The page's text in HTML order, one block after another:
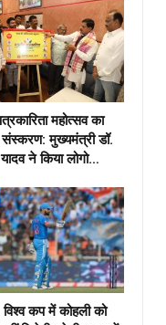
महोत्सव का
संस्करण: मुख्यमंत्री डॉ.
ने किया लोगो…
कप में कोहली को